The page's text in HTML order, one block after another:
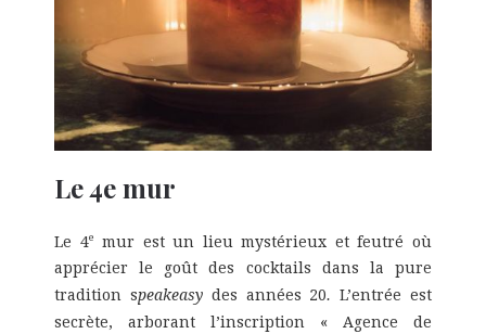
Le 4e mur
Le 4e
mur est un lieu mystérieux et feutré où
apprécier le goût des cocktails dans la pure
tradition speakeasy des années 20. L’entrée est
secrète, arborant l’inscription « Agence de